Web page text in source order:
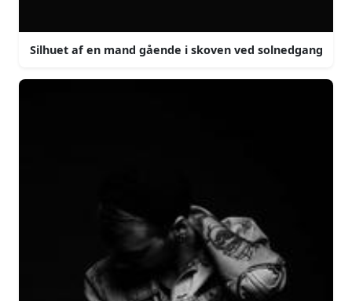
Silhuet af en mand gående i skoven ved solnedgang